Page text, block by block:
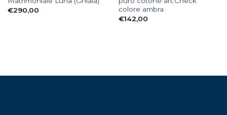
€290,00
colore ambra
€142,00